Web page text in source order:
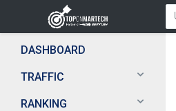
DASHBOARD
TRAFFIC
RANKING